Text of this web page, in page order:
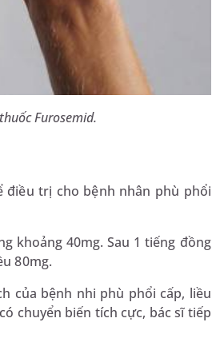
Furosemid.
điều trị cho bệnh nhân phù phổi
khoảng 40mg. Sau 1 tiếng đồng
80mg.
của bệnh nhi phù phổi cấp, liều
chuyển biến tích cực, bác sĩ tiếp